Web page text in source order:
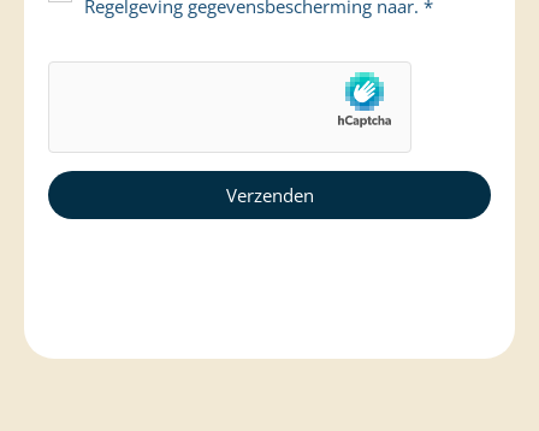
Regelgeving gegevensbescherming naar. *